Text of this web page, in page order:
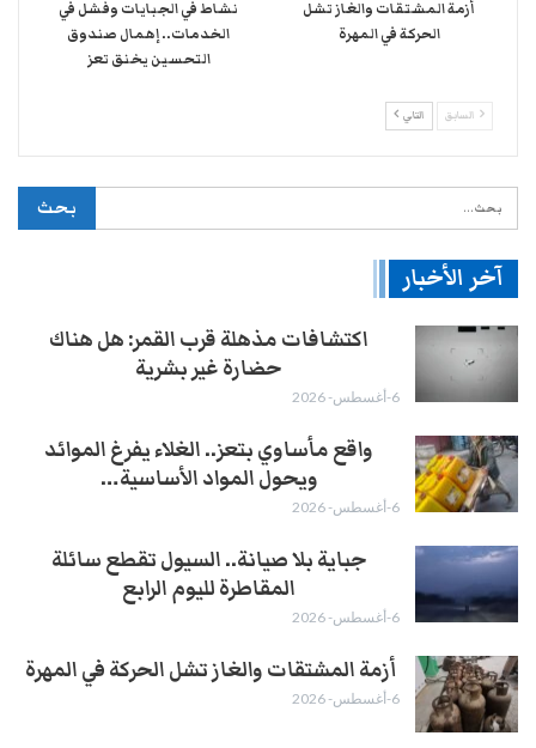
أزمة المشتقات والغاز تشل
الحركة في المهرة ​
نشاط في الجبايات وفشل في
الخدمات.. إهمال صندوق
التحسين يخنق تعز
السابق التالي
آخر الأخبار
اكتشافات مذهلة قرب القمر: هل هناك
حضارة غير بشرية
6-أغسطس- 2026
واقع مأساوي بتعز.. الغلاء يفرغ الموائد
ويحول المواد الأساسية…
6-أغسطس- 2026
جباية بلا صيانة.. السيول تقطع سائلة
المقاطرة لليوم الرابع
6-أغسطس- 2026
أزمة المشتقات والغاز تشل الحركة في المهرة ​
6-أغسطس- 2026